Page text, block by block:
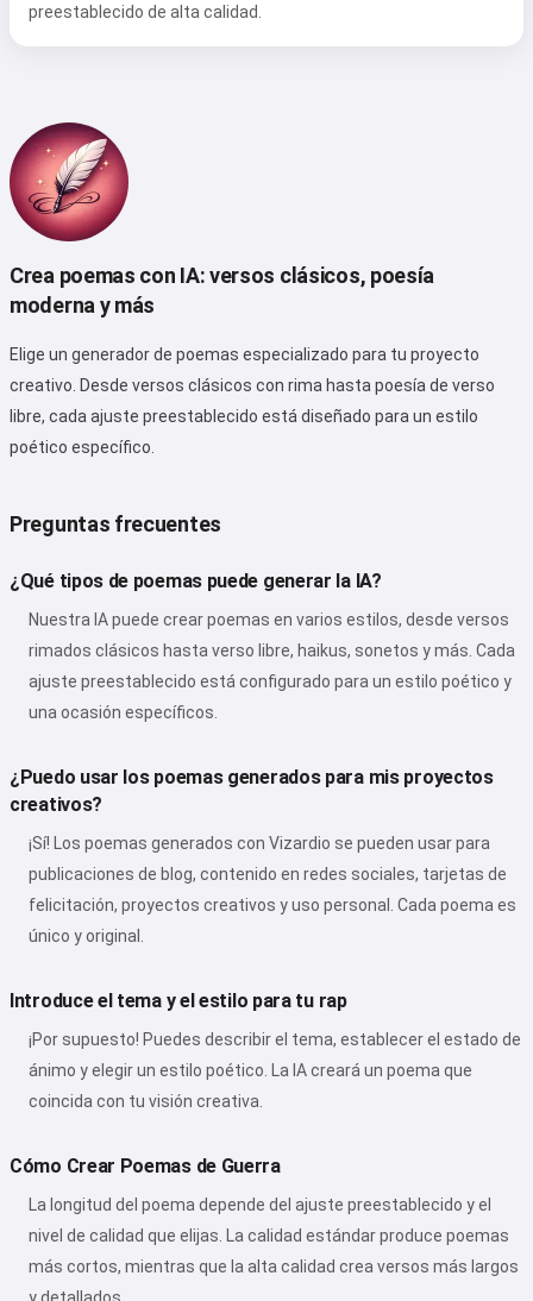
preestablecido de alta calidad.
Crea poemas con IA: versos clásicos, poesía
moderna y más
Elige un generador de poemas especializado para tu proyecto
creativo. Desde versos clásicos con rima hasta poesía de verso
libre, cada ajuste preestablecido está diseñado para un estilo
poético específico.
Preguntas frecuentes
¿Qué tipos de poemas puede generar la IA?
Nuestra IA puede crear poemas en varios estilos, desde versos
rimados clásicos hasta verso libre, haikus, sonetos y más. Cada
ajuste preestablecido está configurado para un estilo poético y
una ocasión específicos.
¿Puedo usar los poemas generados para mis proyectos
creativos?
¡Sí! Los poemas generados con Vizardio se pueden usar para
publicaciones de blog, contenido en redes sociales, tarjetas de
felicitación, proyectos creativos y uso personal. Cada poema es
único y original.
Introduce el tema y el estilo para tu rap
¡Por supuesto! Puedes describir el tema, establecer el estado de
ánimo y elegir un estilo poético. La IA creará un poema que
coincida con tu visión creativa.
Cómo Crear Poemas de Guerra
La longitud del poema depende del ajuste preestablecido y el
nivel de calidad que elijas. La calidad estándar produce poemas
más cortos, mientras que la alta calidad crea versos más largos
y detallados.
Puedo crear canciones, escribir
Acepto: Términos de Servicio